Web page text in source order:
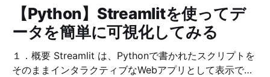
【Python】Streamlitを使ってデ
ータを簡単に可視化してみる
１．概要 Streamlit は、Pythonで書かれたスクリプトを
そのままインタラクティブなWebアプリとして表示でき